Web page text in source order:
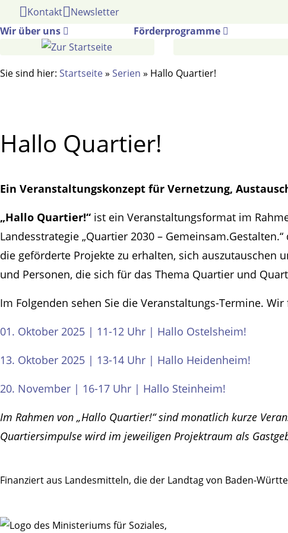
Gehe
Inhalt
Kontakt Newsletter
Wir über uns
Förderprogramme
Sie sind hier: Startseite» Serien » Hallo Quartier!
Hallo Quartier!
Ein Veranstaltungskonzept für Vernetzung,
„Hallo Quartier!“ ist ein Veranstaltungsformat im
Landesstrategie „Quartier 2030 –
die geförderte Projekte zu erhalten, sich auszutauschen
und Personen, die sich für das Thema Quartier und
Im Folgenden sehen Sie die Veranstaltungs-Termine.
01. Oktober 2025 | 11-12 Uhr | Hallo Ostelsheim!
13. Oktober 2025 | 13-14 Uhr | Hallo Heidenheim!
20. November | 16-17 Uhr | Hallo Steinheim!
Im Rahmen von „Hallo Quartier!“ sind monatlich kurze
Quartiersimpulse wird im jeweiligen Projektraum als
Finanziert aus Landesmitteln, die der Landtag von Baden-